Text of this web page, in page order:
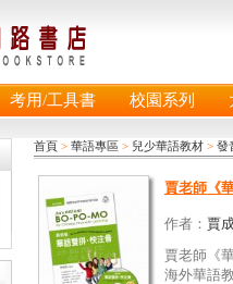
考用/工具書 校園系列
首頁 > 華語專區 > 兒少華語教材 > 發
賈老師《
作者： 賈
賈老師《
海外華語